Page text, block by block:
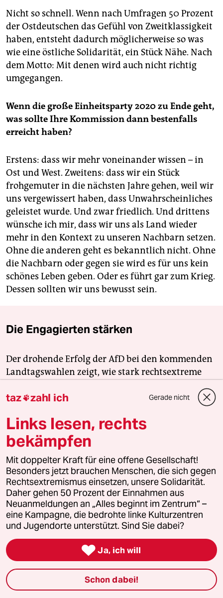
Nicht so schnell. Wenn nach Umfragen 50 Prozent
der Ostdeutschen das Gefühl von Zweitklassigkeit
haben, entsteht dadurch möglicherweise so was
wie eine östliche Solidarität, ein Stück Nähe. Nach
dem Motto: Mit denen wird auch nicht richtig
umgegangen.
Wenn die große Einheitsparty 2020 zu Ende geht,
was sollte Ihre Kommission dann bestenfalls
erreicht haben?
Erstens: dass wir mehr voneinander wissen – in
Ost und West. Zweitens: dass wir ein Stück
frohgemuter in die nächsten Jahre gehen, weil wir
uns vergewissert haben, dass Unwahrscheinliches
geleistet wurde. Und zwar friedlich. Und drittens
wünsche ich mir, dass wir uns als Land wieder
mehr in den Kontext zu unseren Nachbarn setzen.
Ohne die anderen geht es bekanntlich nicht. Ohne
die Nachbarn oder gegen sie wird es für uns kein
schönes Leben geben. Oder es führt gar zum Krieg.
Dessen sollten wir uns bewusst sein.
Die Engagierten stärken
Der drohende Erfolg der AfD bei den kommenden
Landtagswahlen zeigt, wie stark rechtsextreme
braucht es Zusammenhalt und Solidarität. Auch
für eine starke Zivilgesellschaft einsetzen. Die taz
kooperiert deshalb mit "Alles beginnt im
Zentrum". Die Kampagne unterstützt bundesweit
linke, selbstverwaltete Orte und baut einen
solidarischen Fonds für deren Schutz und Erhalt
auf. Eine offene Gesellschaft braucht guten, frei
zugänglichen Journalismus – und
zivilgesellschaftliches Engagement. Finden Sie
auch? Dann machen Sie mit und unterstützen Sie
unsere Aktion.
Jetzt unterstützen
taz zahl ich Gerade nicht
Links lesen, rechts
bekämpfen
Mit doppelter Kraft für eine offene Gesellschaft!
Besonders jetzt brauchen Menschen, die sich gegen
Rechtsextremismus einsetzen, unsere Solidarität.
Daher gehen 50 Prozent der Einnahmen aus
Neuanmeldungen an „Alles beginnt im Zentrum“ –
eine Kampagne, die bedrohte linke Kulturzentren
und Jugendorte unterstützt. Sind Sie dabei?
 Ja, ich will
Schon dabei!